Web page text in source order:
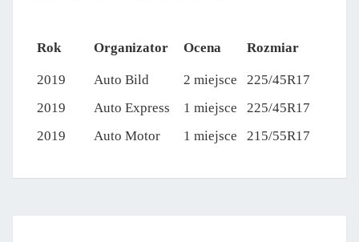
Rok Organizator Ocena Rozmiar
2019 Auto Bild 2 miejsce
225/45R17
2019
Auto Express 1 miejsce
225/45R17
2019
Auto Motor 1 miejsce 215/55R17